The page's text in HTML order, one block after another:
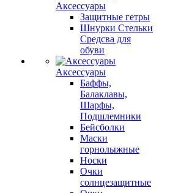
Аксессуары
Защитные гетры
Шнурки Стельки
Средсва для
обуви
Аксессуары
Баффы,
Балаклавы,
Шарфы,
Подшлемники
Бейсболки
Маски
горнолыжные
Носки
Очки
солнцезащитные